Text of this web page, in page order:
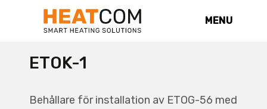
MENU
ETOK-1
Behållare för installation av ETOG-56 med